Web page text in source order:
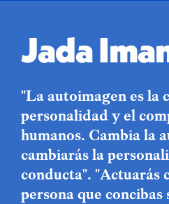
Jada
"La autoimagen es la
personalidad y el
humanos. Cambia la
cambiarás la
conducta". "Actuarás
persona que concibas